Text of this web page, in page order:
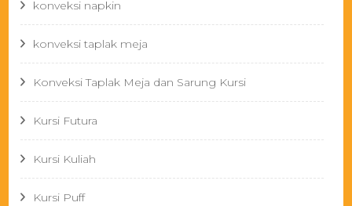
konveksi napkin
konveksi taplak meja
Konveksi Taplak Meja dan Sarung Kursi
Kursi Futura
Kursi Kuliah
Kursi Puff